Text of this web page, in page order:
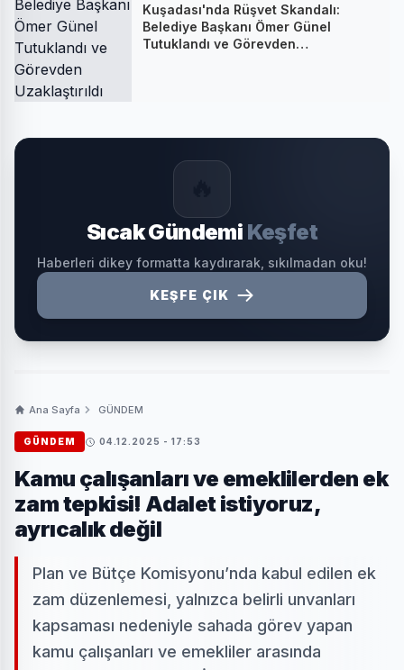
Kuşadası'nda Rüşvet Skandalı:
Belediye Başkanı Ömer Günel
Tutuklandı ve Görevden
Sıcak Gündemi Keşfet
Haberleri dikey formatta kaydırarak, sıkılmadan oku!
KEŞFE ÇIK
Ana Sayfa GÜNDEM
GÜNDEM 04.12.2025 - 17:53
Kamu çalışanları ve emeklilerden ek
zam tepkisi! Adalet istiyoruz,
ayrıcalık değil
Plan ve Bütçe Komisyonu’nda kabul edilen ek
zam düzenlemesi, yalnızca belirli unvanları
kapsaması nedeniyle sahada görev yapan
kamu çalışanları ve emekliler arasında